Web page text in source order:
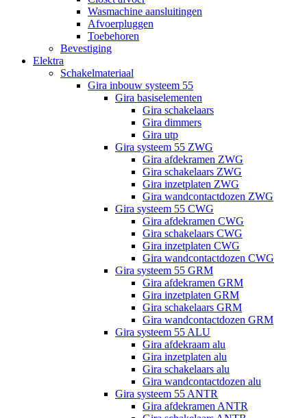
Wasmachine aansluitingen
Afvoerpluggen
Toebehoren
Bevestiging
Elektra
Schakelmateriaal
Gira inbouw systeem 55
Gira basiselementen
Gira schakelaars
Gira dimmers
Gira utp
Gira systeem 55 ZWG
Gira afdekramen ZWG
Gira schakelaars ZWG
Gira inzetplaten ZWG
Gira wandcontactdozen ZWG
Gira systeem 55 CWG
Gira afdekramen CWG
Gira schakelaars CWG
Gira inzetplaten CWG
Gira wandcontactdozen CWG
Gira systeem 55 GRM
Gira afdekramen GRM
Gira inzetplaten GRM
Gira schakelaars GRM
Gira wandcontactdozen GRM
Gira systeem 55 ALU
Gira afdekraam alu
Gira inzetplaten alu
Gira schakelaars alu
Gira wandcontactdozen alu
Gira systeem 55 ANTR
Gira afdekramen ANTR